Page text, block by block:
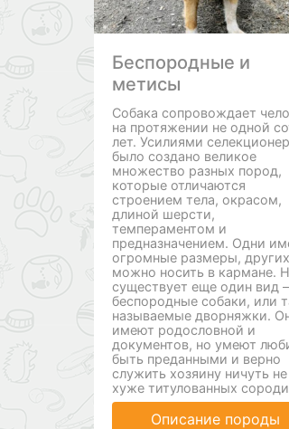
Беспородные и
метисы
Собака сопровождает
на протяжении не одной
лет. Усилиями
было создано великое
множество разных пород,
которые отличаются
строением тела, окрасом,
длиной шерсти,
темпераментом и
предназначением. Одни
огромные размеры, других
можно носить в кармане.
существует еще один вид –
беспородные собаки, или
называемые дворняжки.
имеют родословной и
документов, но умеют
быть преданными и верно
служить хозяину ничуть не
хуже титулованных
Описание породы